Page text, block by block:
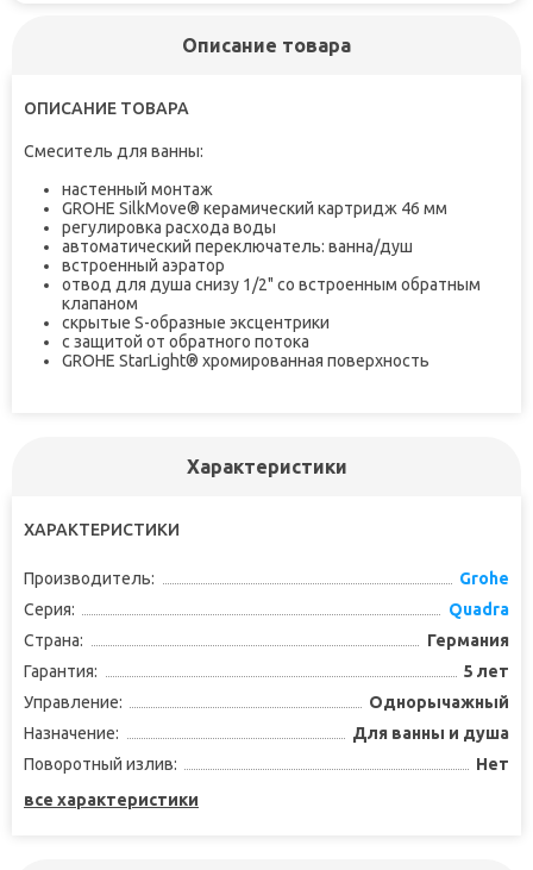
Описание товара
ОПИСАНИЕ ТОВАРА
Смеситель для ванны:
настенный монтаж
GROHE SilkMove® керамический картридж 46 мм
регулировка расхода воды
автоматический переключатель: ванна/душ
встроенный аэратор
отвод для душа снизу 1/2" со встроенным обратным
клапаном
скрытые S-образные эксцентрики
с защитой от обратного потока
GROHE StarLight® хромированная поверхность
Характеристики
ХАРАКТЕРИСТИКИ
Производитель:
Grohe
Серия:
Quadra
Страна:
Германия
Гарантия:
5 лет
Управление:
Однорычажный
Назначение:
Для ванны и душа
Поворотный излив:
Нет
все характеристики